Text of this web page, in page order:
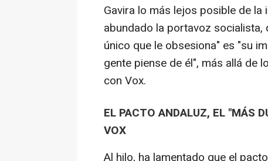
Gavira lo más lejos posible de
abundado la portavoz socialista,
único que le obsesiona" es "su
gente piense de él", más allá de
con Vox.
EL PACTO ANDALUZ, EL "MÁS
VOX
Al hilo, ha lamentado que el